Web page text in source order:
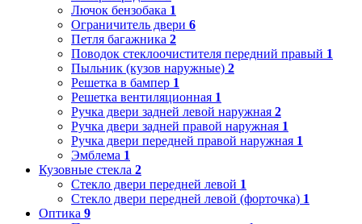
Лючок бензобака 1
Ограничитель двери 6
Петля багажника 2
Поводок стеклоочистителя передний правый 1
Пыльник (кузов наружные) 2
Решетка в бампер 1
Решетка вентиляционная 1
Ручка двери задней левой наружная 2
Ручка двери задней правой наружная 1
Ручка двери передней правой наружная 1
Эмблема 1
Кузовные стекла 2
Стекло двери передней левой 1
Стекло двери передней левой (форточка) 1
Оптика 9